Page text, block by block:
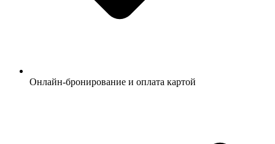
Онлайн-бронирование и оплата картой